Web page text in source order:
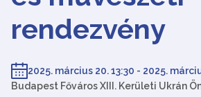
rendezvény
2025. március 20. 13:30 - 2025.
Budapest Főváros XIII. Kerületi Ukrán